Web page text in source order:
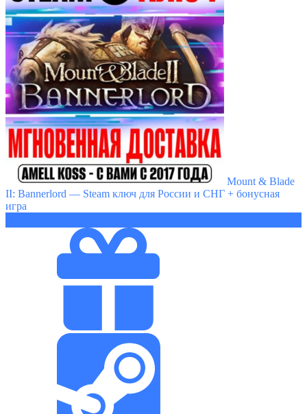
Mount & Blade
II: Bannerlord — Steam ключ для России и СНГ + бонусная
игра